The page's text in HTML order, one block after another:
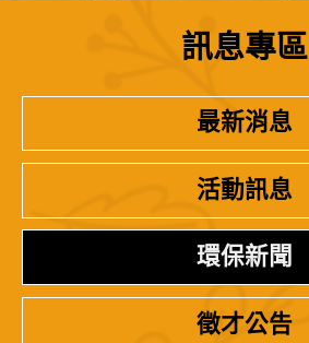
訊息專區
最新消息
活動訊息
環保新聞
徵才公告